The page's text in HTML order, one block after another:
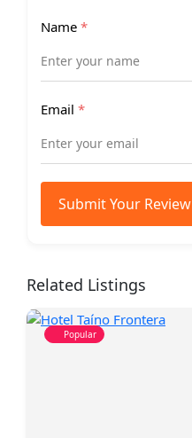
Name *
Email *
Submit Your Review
Related Listings
Popular